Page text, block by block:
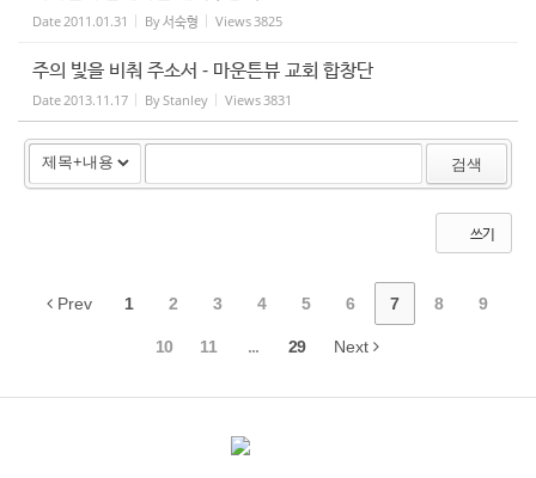
Date2011.01.31 By서숙형 Views3825
주의 빛을 비춰 주소서 - 마운튼뷰 교회 합창단
Date2013.11.17 ByStanley Views3831
검색
쓰기
Prev 1 2 3 4 5 6 7 8 9
10 11 ... 29 Next